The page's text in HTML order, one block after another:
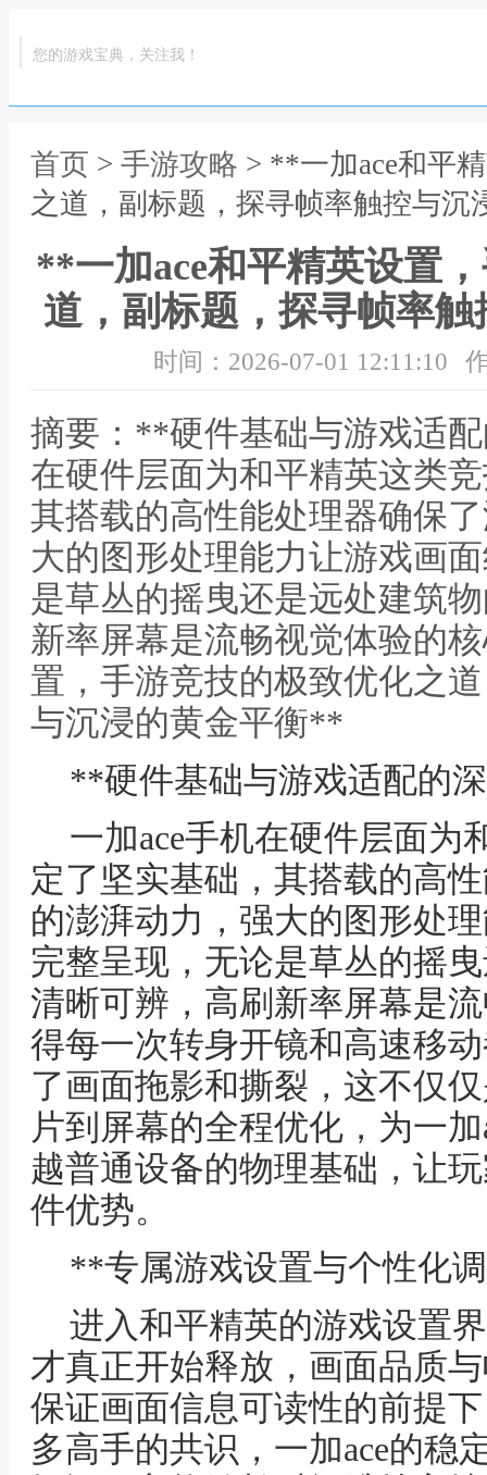
您的游戏宝典，关注我！
首页 > 手游攻略 > **一加ace和平
之道，副标题，探寻帧率触控与
**一加ace和平精英设置
道，副标题，探寻帧率
时间：2026-07-01 12:11:10
摘要：**硬件基础与游戏适
在硬件层面为和平精英这类
其搭载的高性能处理器确保
大的图形处理能力让游戏画
是草丛的摇曳还是远处建筑
新率屏幕是流畅视觉体验的
置，手游竞技的极致优化之
与沉浸的黄金平衡**
**硬件基础与游戏适配的
一加ace手机在硬件层面为
定了坚实基础，其搭载的高
的澎湃动力，强大的图形处
完整呈现，无论是草丛的摇
清晰可辨，高刷新率屏幕是
得每一次转身开镜和高速移
了画面拖影和撕裂，这不仅
片到屏幕的全程优化，为一
越普通设备的物理基础，让
件优势。
**专属游戏设置与个性化
进入和平精英的游戏设置
才真正开始释放，画面品质
保证画面信息可读性的前提
多高手的共识，一加ace的稳